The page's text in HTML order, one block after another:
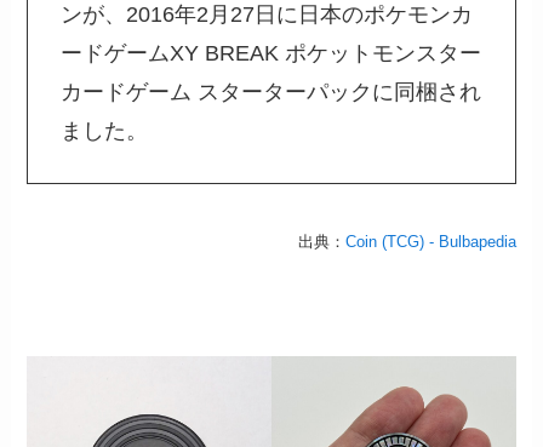
ンが、2016年2月27日に日本のポケモンカ
ードゲームXY BREAK ポケットモンスター
カードゲーム スターターパックに同梱され
ました。
出典： Coin (TCG) - Bulbapedia